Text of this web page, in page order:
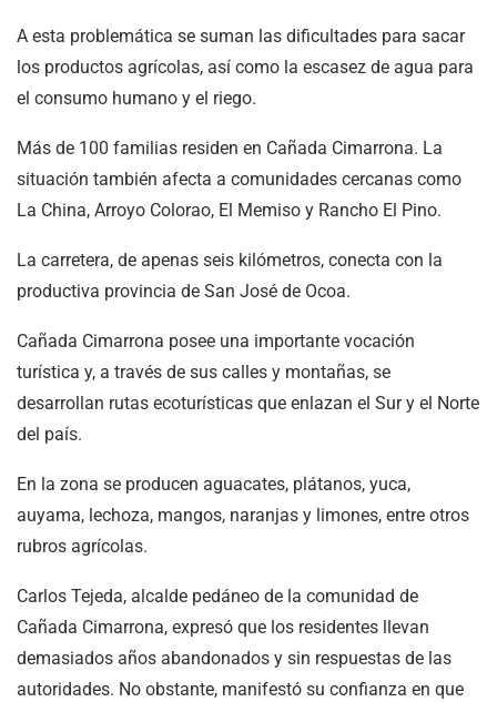
A esta problemática se suman las dificultades para sacar
los productos agrícolas, así como la escasez de agua para
el consumo humano y el riego.
Más de 100 familias residen en Cañada Cimarrona. La
situación también afecta a comunidades cercanas como
La China, Arroyo Colorao, El Memiso y Rancho El Pino.
La carretera, de apenas seis kilómetros, conecta con la
productiva provincia de San José de Ocoa.
Cañada Cimarrona posee una importante vocación
turística y, a través de sus calles y montañas, se
desarrollan rutas ecoturísticas que enlazan el Sur y el Norte
del país.
En la zona se producen aguacates, plátanos, yuca,
auyama, lechoza, mangos, naranjas y limones, entre otros
rubros agrícolas.
Carlos Tejeda, alcalde pedáneo de la comunidad de
Cañada Cimarrona, expresó que los residentes llevan
demasiados años abandonados y sin respuestas de las
autoridades. No obstante, manifestó su confianza en que